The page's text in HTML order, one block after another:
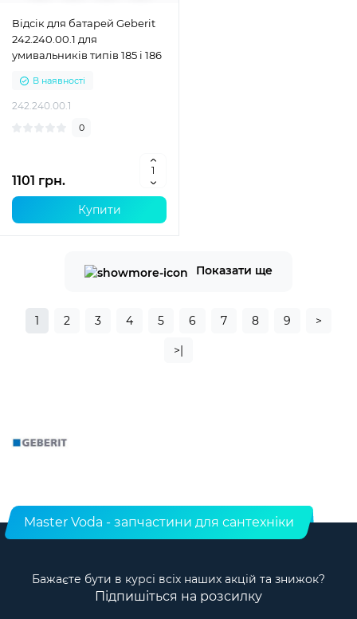
Відсік для батарей Geberit
242.240.00.1 для
умивальників типів 185 і 186
В наявності
242.240.00.1
0
1101 грн.
Купити
Показати ще
1 2 3 4 5 6 7 8 9 >
>|
Master Voda - запчастини для сантехніки
Бажаєте бути в курсі всіх наших акцій та знижок?
Підпишіться на розсилку